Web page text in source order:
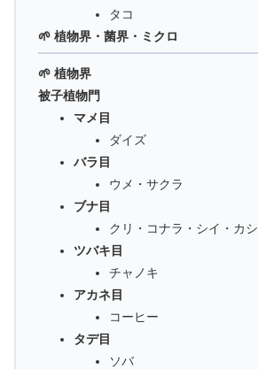
タコ
🌱 植物界・菌界・ミクロ
🌱 植物界
被子植物門
マメ目
ダイズ
バラ目
ウメ・サクラ
ブナ目
クリ・コナラ・シイ・カシ
ツバキ目
チャノキ
アカネ目
コーヒー
タデ目
ソバ